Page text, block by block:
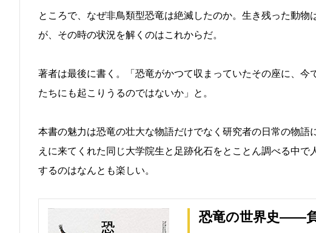
ところで、なぜ非鳥類型恐竜は絶滅したのか。生き残った動
が、その時の状況を解くのはこれからだ。
著者は最後に書く。「恐竜がかつて収まっていたその座に、
たちにも起こりうるのではないか」と。
本書の魅力は恐竜の壮大な物語だけでなく研究者の日常の物
えに来てくれた同じ大学院生と足跡化石をとことん調べる中
するのはなんとも楽しい。
恐竜の世界史――